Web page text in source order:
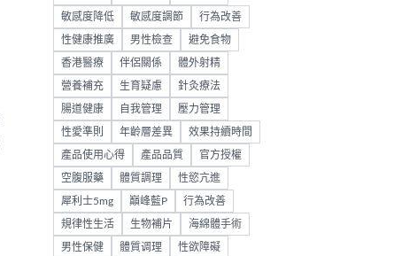
敏感度降低 敏感度調節 行為改善
性健康推廣 男性檢查 避免食物
香港醫療 伴侶關係 體外射精
營養補充 生育疑慮 針灸療法
腸道健康 自我管理 壓力管理
性愛準則 年齡層差異 效果持續時間
產品使用心得 產品品質 官方授權
空腹服藥 體質調理 性慾亢進
犀利士5mg 巔峰藍P 行為改善
規律性生活 生物補片 海綿體手術
男性保健 體質调理 性欲障礙